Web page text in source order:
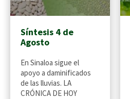
Síntesis 4 de
Agosto
En Sinaloa sigue el
apoyo a daminificados
de las lluvias. LA
CRÓNICA DE HOY